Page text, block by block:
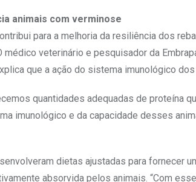
animais com verminose
para a melhoria da resiliência dos
médico veterinário e pesquisador da
que a ação do sistema imunológico
quantidades adequadas de proteína
imunológico e da capacidade desses
dietas ajustadas para fornecer
absorvida pelos animais. “Com